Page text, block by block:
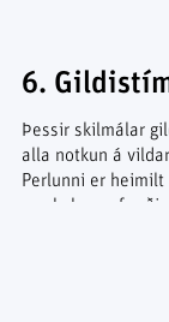
6.
Þessir skilmálar
alla notkun á
Perlunni er
og skulu